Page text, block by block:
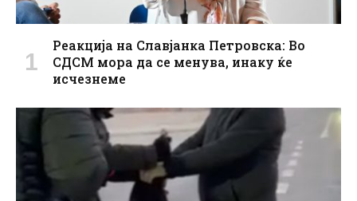
Реакција на Славјанка Петровска: Во
СДСМ мора да се менува, инаку ќе
исчезнеме